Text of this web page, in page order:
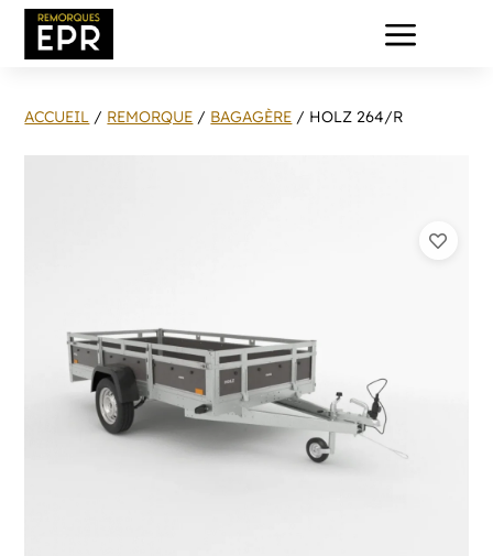
a
ACCUEIL / REMORQUE / BAGAGÈRE / HOLZ 264/R